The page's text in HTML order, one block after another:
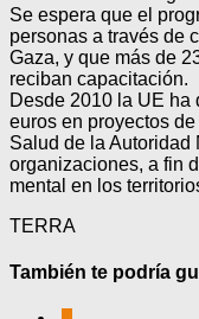
Se espera que el
personas a través de
Gaza, y que más de
reciban capacitación.
Desde 2010 la UE ha
euros en proyectos
Salud de la
organizaciones, a fin
mental en los
TERRA
También te podría